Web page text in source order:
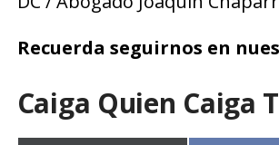
Recuerda seguirnos en
Caiga Quien Caiga